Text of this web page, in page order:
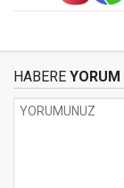
HABERE YORUM